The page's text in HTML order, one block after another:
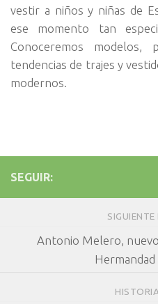
vestir a niños y niñas de
ese momento tan
Conoceremos
tendencias de trajes y
modernos.
SEGUIR:
Antonio Melero,